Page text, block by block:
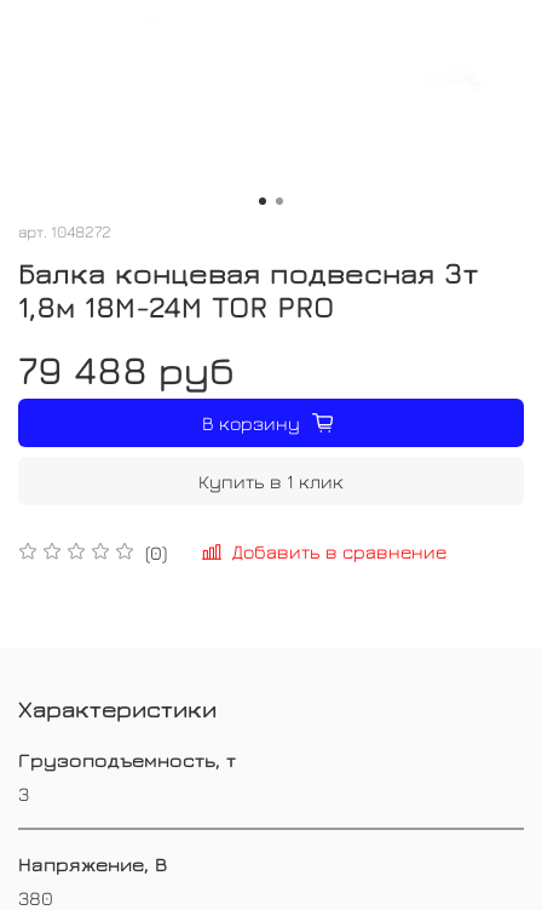
арт. 1048272
Балка концевая подвесная 3т
1,8м 18М-24М TOR PRO
(0) Добавить в сравнение
79 488 руб
В корзину
Купить в 1 клик
Характеристики
Грузоподъемность, т
3
Напряжение, В
380